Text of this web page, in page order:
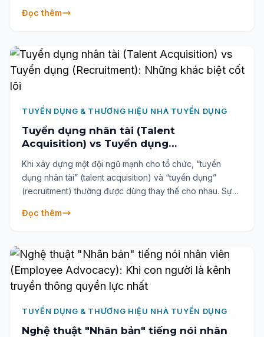
Đọc thêm
TUYỂN DỤNG & THƯƠNG HIỆU NHÀ TUYỂN DỤNG
Tuyển dụng nhân tài (Talent
Acquisition) vs Tuyển dụng
(Recruitment): Những khác biệt cốt lõi
Khi xây dựng một đội ngũ mạnh cho tổ chức, “tuyển
dụng nhân tài” (talent acquisition) và “tuyển dụng”
(recruitment) thường được dùng thay thế cho nhau. Sự
nhân tài dài hạn phản ánh đúng khác biệt nền tảng giữa
này đại diện cho những phương pháp khác nhau trong
việc xây dựng lực lượng lao động—mỗi phương pháp có
trọng tâm, khung thời gian và mức độ quan trọng chiến
Đọc thêm
TUYỂN DỤNG & THƯƠNG HIỆU NHÀ TUYỂN DỤNG
Nghệ thuật "Nhân bản" tiếng nói nhân